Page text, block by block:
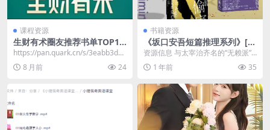
课程资源
生财有术圈友推荐书单TOP10
0，搞钱思维+认知成长必读书
籍全整理
https://pan.quark.cn/s/3eabb3d02
1b7​
8 月前 24
书籍资源
《坂口安吾短篇推理系列》[套
装全3册] [作品合集] [pdf+全
格式]
资源信息 与太宰治齐名的“无赖派”
文学旗手，川端康成、三岛由纪夫
推崇备至的文学大...
1 年前 35